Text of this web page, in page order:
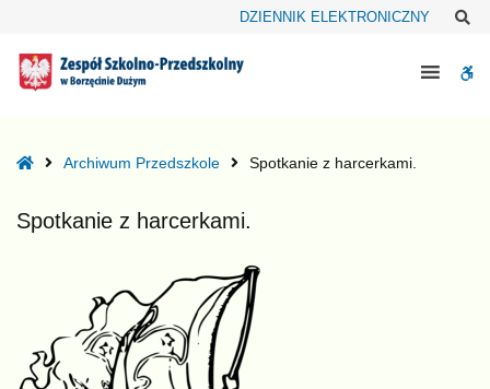
harcerkami.
DZIENNIK ELEKTRONICZNY
HomeArchiwum Przedszkole Spotkanie z harcerkami.
Spotkanie z harcerkami.